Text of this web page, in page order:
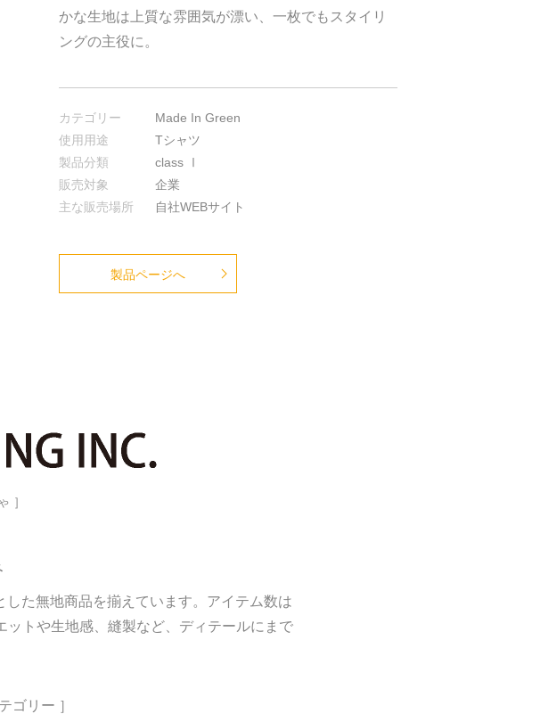
かな生地は上質な雰囲気が漂い、一枚でもスタイリ
ングの主役に。
カテゴリー
Made In Green
使用用途
Tシャツ
製品分類
class Ⅰ
販売対象
企業
主な販売場所
自社WEBサイト
製品ページへ
］
た無地商品を揃えています。アイテム数は
トや生地感、縫製など、ディテールにまで
ゴリー ］